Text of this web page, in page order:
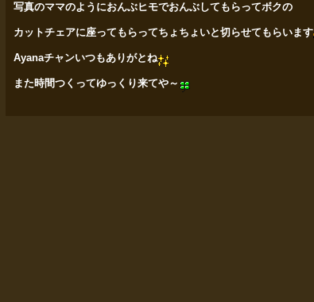
写真のママのようにおんぶヒモでおんぶしてもらってボクの
カットチェアに座ってもらってちょちょいと切らせてもらいます
Ayanaチャンいつもありがとね
また時間つくってゆっくり来てや～